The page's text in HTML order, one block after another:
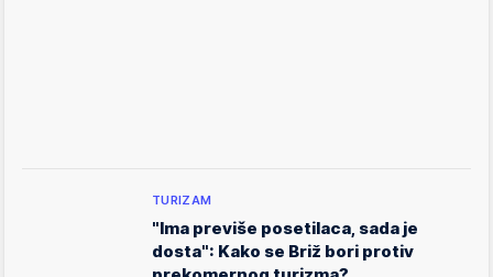
TURIZAM
"Ima previše posetilaca, sada je
dosta": Kako se Briž bori protiv